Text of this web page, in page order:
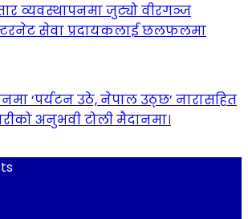
व्यवस्थापनमा जुट्यो वीरगञ्ज
सेवा प्रदायकलाई छलफलमा
‘पर्यटन उठे, नेपाल उठ्छ’ नारासहित
अनुभवी टोली मैदानमा।